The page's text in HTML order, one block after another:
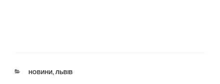
КАТЕГОРІЇ
НОВИНИ, ЛЬВІВ